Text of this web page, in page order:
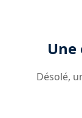
Désolé,